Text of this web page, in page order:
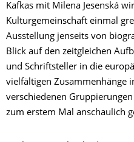
Kafkas mit Milena Jesenská
Kulturgemeinschaft einmal
Ausstellung jenseits von
Blick auf den zeitgleichen
und Schriftsteller in die
vielfältigen Zusammenhänge
verschiedenen
zum erstem Mal anschaulich